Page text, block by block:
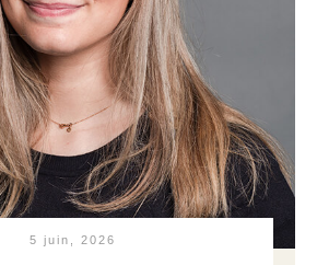
5 juin, 2026